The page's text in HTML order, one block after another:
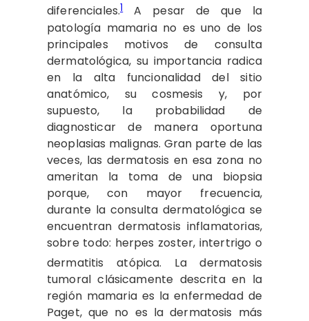
diferenciales.1A pesar de que la
patología mamaria no es uno de los
principales motivos de consulta
dermatológica, su importancia radica
en la alta funcionalidad del sitio
anatómico, su cosmesis y, por
supuesto, la probabilidad de
diagnosticar de manera oportuna
neoplasias malignas. Gran parte de las
veces, las dermatosis en esa zona no
ameritan la toma de una biopsia
porque, con mayor frecuencia,
durante la consulta dermatológica se
encuentran dermatosis inflamatorias,
sobre todo: herpes zoster, intertrigo o
dermatitis atópica.
La dermatosis
tumoral clásicamente descrita en la
región mamaria es la enfermedad de
Paget, que no es la dermatosis más